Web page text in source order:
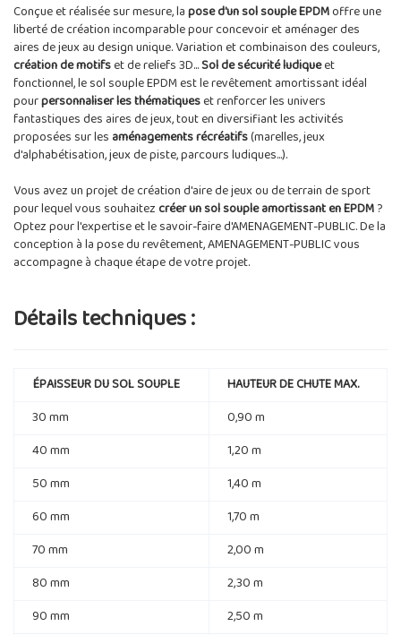
Conçue et réalisée sur mesure, lapose d'un sol souple EPDMoffre une
liberté de création incomparable pour concevoir et aménager des
aires de jeux au design unique. Variation et combinaison des couleurs,
création de motifset de reliefs 3D...Sol de sécurité ludiqueet
fonctionnel, le sol souple EPDM est le revêtement amortissant idéal
pourpersonnaliser les thématiqueset renforcer les univers
fantastiques des aires de jeux, tout en diversifiant les activités
proposées sur les aménagements récréatifs(marelles, jeux
d'alphabétisation, jeux de piste, parcours ludiques...).
Vous avez un projet de création d'aire de jeux ou de terrain de sport
pour lequel vous souhaitezcréer un sol souple amortissant en EPDM?
Optez pour l'expertise et le savoir-faire d'AMENAGEMENT-PUBLIC. De la
conception à la pose du revêtement, AMENAGEMENT-PUBLIC vous
accompagne à chaque étape de votre projet.
Détails techniques :
ÉPAISSEUR DU SOL SOUPLE
HAUTEUR DE CHUTE MAX.
30 mm
0,90 m
40 mm
1,20 m
50 mm
1,40 m
60 mm
1,70 m
70 mm
2,00 m
80 mm
2,30 m
90 mm
2,50 m